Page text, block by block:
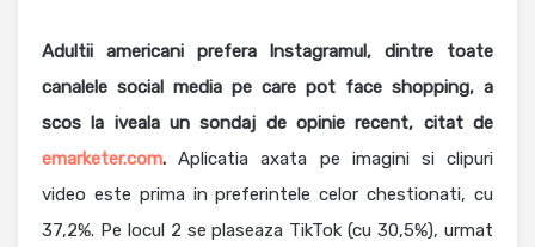
Adultii americani prefera Instagramul, dintre toate
canalele social media pe care pot face shopping, a
scos la iveala un sondaj de opinie recent, citat de
emarketer.com. Aplicatia axata pe imagini si clipuri
video este prima in preferintele celor chestionati, cu
37,2%. Pe locul 2 se plaseaza TikTok (cu 30,5%), urmat